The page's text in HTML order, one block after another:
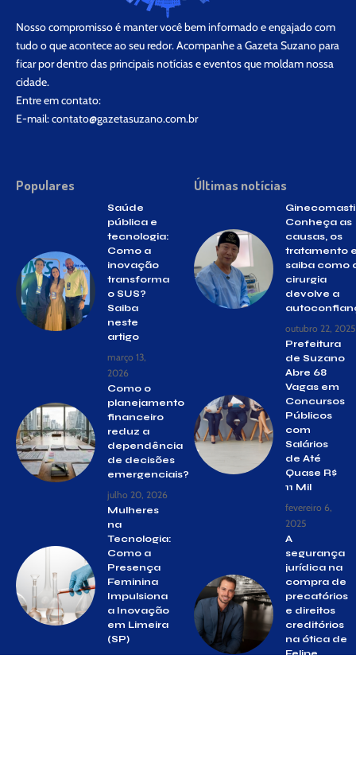
Nosso compromisso é manter você bem informado e engajado com
tudo o que acontece ao seu redor. Acompanhe a Gazeta Suzano para
ficar por dentro das principais notícias e eventos que moldam nossa
cidade.
Entre em contato:
E-mail:contato@gazetasuzano.com.br
Populares
Saúde
pública e
tecnologia:
Como a
inovação
transforma
o SUS?
Saiba
neste
artigo
março 13,
2026
Como o
planejamento
financeiro
reduz a
dependência
de decisões
emergenciais?
julho 20, 2026
Mulheres
na
Tecnologia:
Como a
Presença
Feminina
Impulsiona
a Inovação
em Limeira
(SP)
Últimas notícias
Conheça as
causas, os
tratamento
saiba como
cirurgia
devolve a
outubro 22, 2025
Prefeitura
de Suzano
Abre 68
Vagas em
Concursos
Públicos
com
Salários
de Até
Quase R$
11 Mil
fevereiro 6,
2025
A
segurança
jurídica na
compra de
precatórios
e direitos
creditórios
na ótica de
Felipe